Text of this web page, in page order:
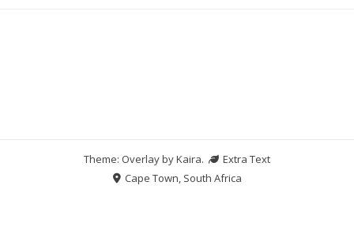
Theme: Overlay byKaira.
Extra Text
Cape Town, South Africa